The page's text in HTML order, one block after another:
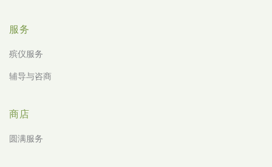
服务
殡仪服务
辅导与咨商
商店
圆满服务